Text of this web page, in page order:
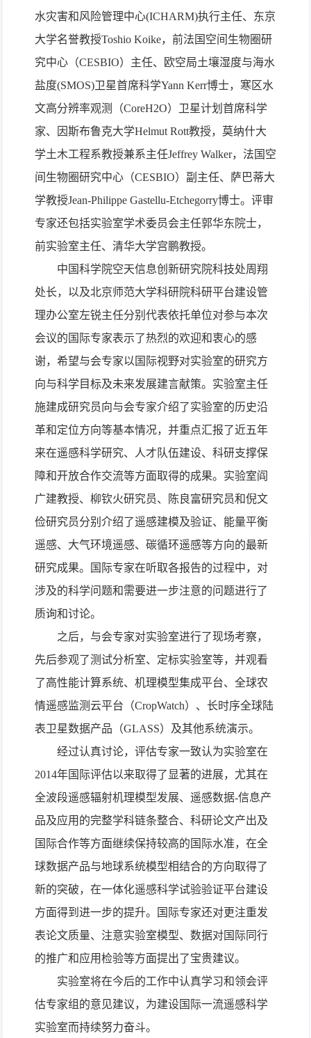
水灾害和风险管理中心(ICHARM)执行主任、东京
大学名誉教授Toshio Koike，前法国空间生物圈研
究中心（CESBIO）主任、欧空局土壤湿度与海水
盐度(SMOS)卫星首席科学Yann Kerr博士，寒区水
文高分辨率观测（CoreH2O）卫星计划首席科学
家、因斯布鲁克大学Helmut Rott教授，莫纳什大
学土木工程系教授兼系主任Jeffrey Walker，法国空
间生物圈研究中心（CESBIO）副主任、萨巴蒂大
学教授Jean-Philippe Gastellu-Etchegorry博士。评审
专家还包括实验室学术委员会主任郭华东院士，
前实验室主任、清华大学宫鹏教授。
中国科学院空天信息创新研究院科技处周翔
处长，以及北京师范大学科研院科研平台建设管
理办公室左锐主任分别代表依托单位对参与本次
会议的国际专家表示了热烈的欢迎和衷心的感
谢，希望与会专家以国际视野对实验室的研究方
向与科学目标及未来发展建言献策。实验室主任
施建成研究员向与会专家介绍了实验室的历史沿
革和定位方向等基本情况，并重点汇报了近五年
来在遥感科学研究、人才队伍建设、科研支撑保
障和开放合作交流等方面取得的成果。实验室阎
广建教授、柳钦火研究员、陈良富研究员和倪文
俭研究员分别介绍了遥感建模及验证、能量平衡
遥感、大气环境遥感、碳循环遥感等方向的最新
研究成果。国际专家在听取各报告的过程中，对
涉及的科学问题和需要进一步注意的问题进行了
质询和讨论。
之后，与会专家对实验室进行了现场考察，
先后参观了测试分析室、定标实验室等，并观看
了高性能计算系统、机理模型集成平台、全球农
情遥感监测云平台（CropWatch）、长时序全球陆
表卫星数据产品（GLASS）及其他系统演示。
经过认真讨论，评估专家一致认为实验室在
2014年国际评估以来取得了显著的进展，尤其在
全波段遥感辐射机理模型发展、遥感数据-信息产
品及应用的完整学科链条整合、科研论文产出及
国际合作等方面继续保持较高的国际水准，在全
球数据产品与地球系统模型相结合的方向取得了
新的突破，在一体化遥感科学试验验证平台建设
方面得到进一步的提升。国际专家还对更注重发
表论文质量、注意实验室模型、数据对国际同行
的推广和应用检验等方面提出了宝贵建议。
实验室将在今后的工作中认真学习和领会评
估专家组的意见建议，为建设国际一流遥感科学
实验室而持续努力奋斗。